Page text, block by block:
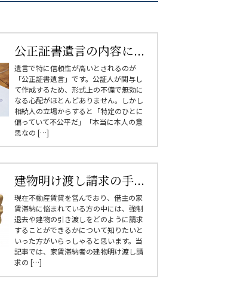
公正証書遺言の内容に...
遺言で特に信頼性が高いとされるのが
「公正証書遺言」です。公証人が関与し
て作成するため、形式上の不備で無効に
なる心配がほとんどありません。しかし
相続人の立場からすると「特定のひとに
偏っていて不公平だ」「本当に本人の意
思なの […]
建物明け渡し請求の手...
現在不動産賃貸を営んでおり、借主の家
賃滞納に悩まれている方の中には、強制
退去や建物の引き渡しをどのように請求
することができるかについて知りたいと
いった方がいらっしゃると思います。当
記事では、家賃滞納者の建物明け渡し請
求の […]